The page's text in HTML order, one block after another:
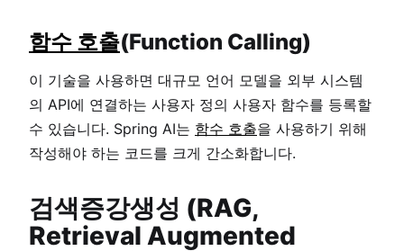
함수 호출(Function Calling)
이 기술을 사용하면 대규모 언어 모델을 외부 시스템
의 API에 연결하는 사용자 정의 사용자 함수를 등록할
수 있습니다. Spring AI는 함수 호출을 사용하기 위해
작성해야 하는 코드를 크게 간소화합니다.
검색증강생성 (RAG,
Retrieval Augmented